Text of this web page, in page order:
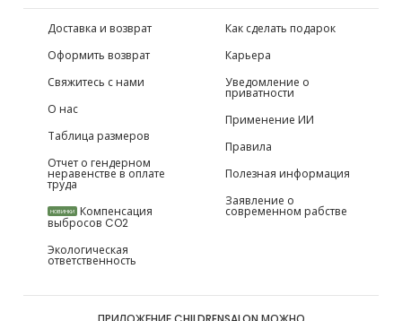
Доставка и возврат
Оформить возврат
Свяжитесь с нами
О нас
Таблица размеров
Отчет о гендерном
неравенстве в оплате
труда
НОВИНКИ Компенсация
выбросов CO2
Экологическая
ответственность
Как сделать подарок
Карьера
Уведомление о
приватности
Применение ИИ
Правила
Полезная информация
Заявление о
современном рабстве